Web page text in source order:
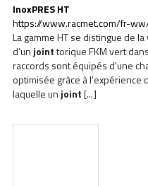
InoxPRES HT
https://www.racmet.com/fr-
La gamme HT se distingue de
d’un jointtorique FKM vert
raccords sont équipés d'une
optimisée grâce à l'expérience
laquelle un joint[...]